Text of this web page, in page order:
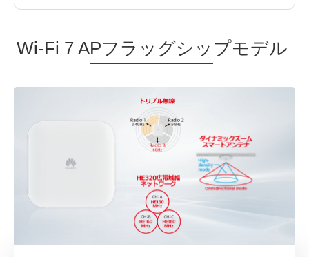
Wi-Fi 7 APフラッグシッ プモデル